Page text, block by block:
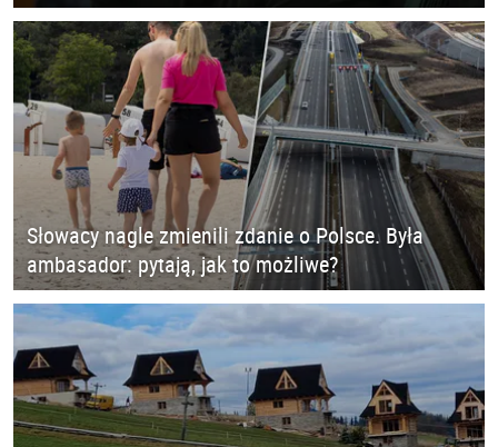
Słowacy nagle zmienili zdanie o Polsce. Była
ambasador: pytają, jak to możliwe?